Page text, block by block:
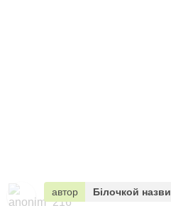
автор Білочкой назви